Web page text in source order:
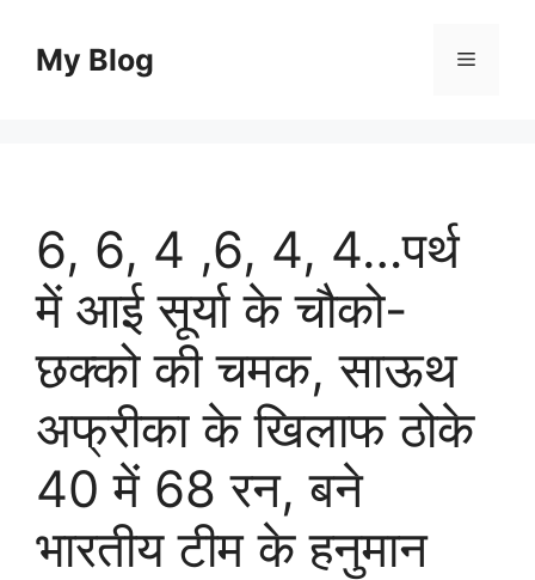
contentMy Blog Menu
6, 6, 4 ,6, 4, 4…पर्थ
में आई सूर्या के चौको-
छक्को की चमक, साऊथ
अफ्रीका के खिलाफ ठोके
40 में 68 रन, बने
भारतीय टीम के हनुमान